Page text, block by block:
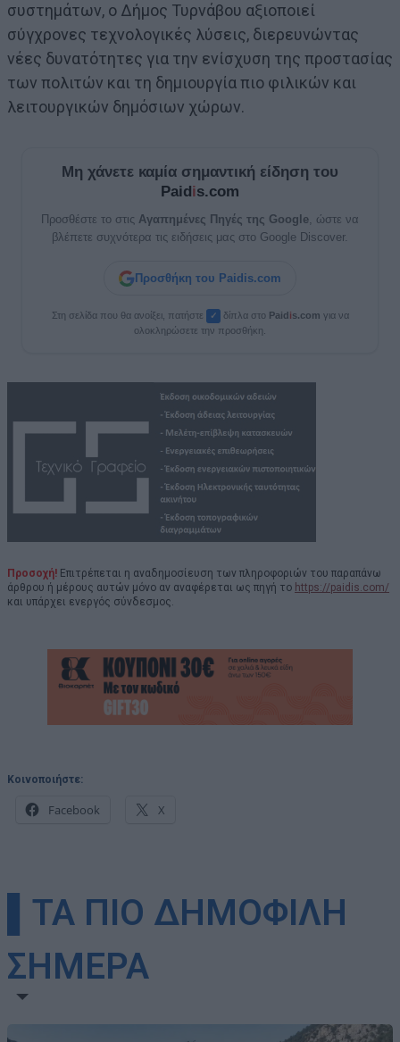
συστημάτων, ο Δήμος Τυρνάβου αξιοποιεί
σύγχρονες τεχνολογικές λύσεις, διερευνώντας
νέες δυνατότητες για την ενίσχυση της προστασίας
των πολιτών και τη δημιουργία πιο φιλικών και
λειτουργικών δημόσιων χώρων.
Μη χάνετε καμία σημαντική είδηση του
Paid is.com
Προσθέστε το στις Αγαπημένες Πηγές της Google, ώστε να
βλέπετε συχνότερα τις ειδήσεις μας στο Google Discover.
Προσθήκη του Paidis.com
Στη σελίδα που θα ανοίξει, πατήστε ✓ δίπλα στο Paid is.com για να
ολοκληρώσετε την προσθήκη.
Προσοχή! Επιτρέπεται η αναδημοσίευση των πληροφοριών του παραπάνω
άρθρου ή μέρους αυτών μόνο αν αναφέρεται ως πηγή το https://paidis.com/
και υπάρχει ενεργός σύνδεσμος.
Κοινοποιήστε:
Facebook X
▌ΤΑ ΠΙΟ ΔΗΜΟΦΙΛΗ
ΣΗΜΕΡΑ